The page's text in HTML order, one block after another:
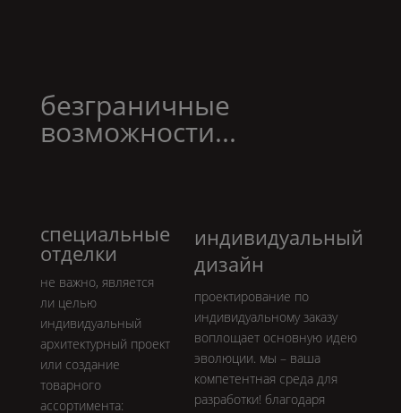
безграничные
возможности...
специальные
отделки
не важно, является
ли целью
индивидуальный
архитектурный проект
или создание
товарного
ассортимента:
индивидуальный
дизайн
проектирование по
индивидуальному заказу
воплощает основную идею
эволюции. мы – ваша
компетентная среда для
разработки! благодаря